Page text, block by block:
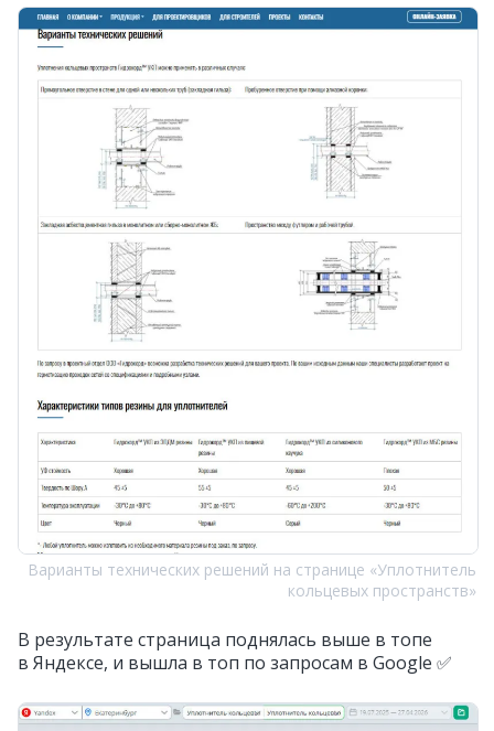
Варианты технических решений на странице «Уплотнитель
кольцевых пространств»
В результате страница поднялась выше в топе
в Яндексе, и вышла в топ по запросам в Google ✅